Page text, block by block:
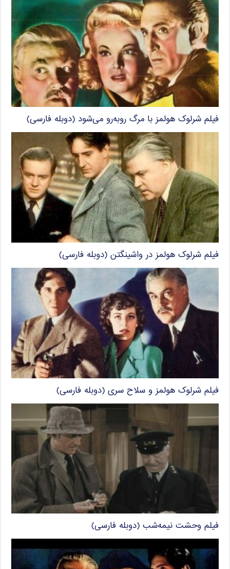
فیلم شرلوک هولمز با مرگ روبه‌رو می‌شود (دوبله فارسی)
فیلم شرلوک هولمز در واشینگتن (دوبله فارسی)
فیلم شرلوک هولمز و سلاح سری (دوبله فارسی)
فیلم وحشت نیمه‌شب (دوبله فارسی)